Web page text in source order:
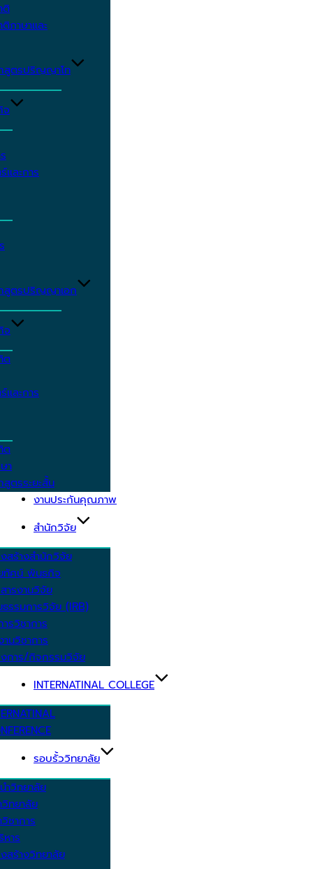
ติ
ภาษาและ
สูตรปริญญาโท
จ
ละการ
สูตรปริญญาเอก
จ
ต
ละการ
ต
า
ตรระยะสั้น
งานประกันคุณภาพ
สำนักวิจัย
สร้างสำนักวิจัย
ทัศน์ พันธกิจ
ารงานวิจัย
รรมการวิจัย (IRB)
รวิชาการ
นวิชาการ
งการ/กิจกรรมวิจัย
INTERNATINAL COLLEGE
รอบรั้ววิทยาลัย
ำวิทยาลัย
ทยาลัย
ชาการ
าร
สร้างวิทยาลัย